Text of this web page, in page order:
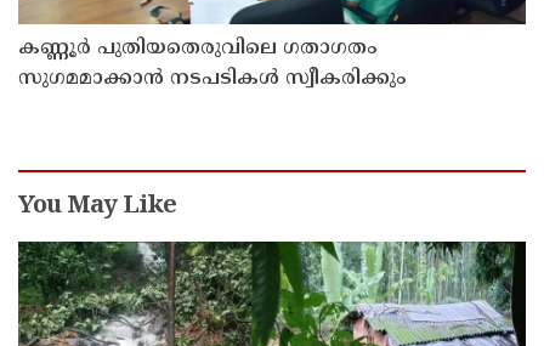
കണ്ണൂർ പുതിയതെരുവിലെ ഗതാഗതം
സുഗമമാക്കാന്‍ നടപടികള്‍ സ്വീകരിക്കും
You May Like